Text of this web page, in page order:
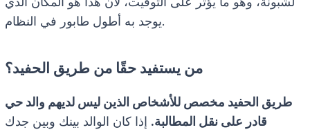
يوجد به أطول طابور في النظام.
من يستفيد حقًا من طريق الحفيد؟
طريق الحفيد مخصص للأشخاص الذين ليس لديهم والد حي
قادر على نقل المطالبة. إذا كان الوالد بينك وبين جدك